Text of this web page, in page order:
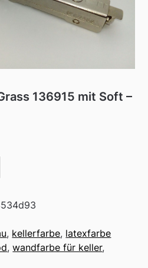
136915 mit Soft –
, kellerfarbe, latexfarbe
,wandfarbe für keller,